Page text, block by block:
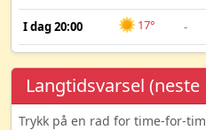
I dag 20:00 17° -
Langtidsvarsel (neste
Trykk på en rad for time-for-